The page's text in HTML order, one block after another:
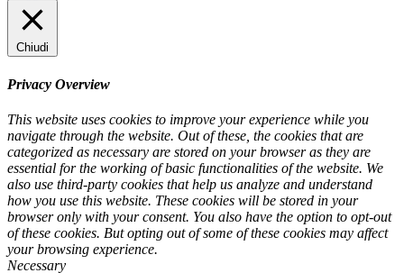
Chiudi
Privacy Overview
This website uses cookies to improve your experience while you
navigate through the website. Out of these, the cookies that are
categorized as necessary are stored on your browser as they are
essential for the working of basic functionalities of the website. We
also use third-party cookies that help us analyze and understand
how you use this website. These cookies will be stored in your
browser only with your consent. You also have the option to opt-out
of these cookies. But opting out of some of these cookies may affect
your browsing experience.
Necessary